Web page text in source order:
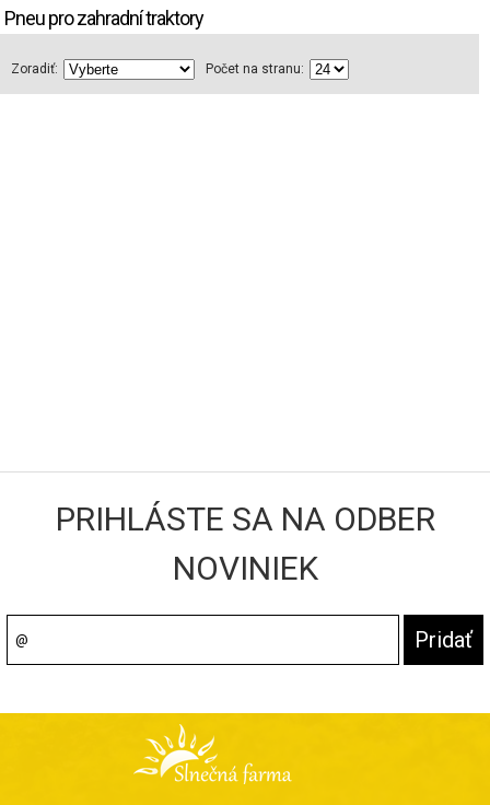
Pneu pro zahradní traktory
Zoradiť: Počet na stranu:
PRIHLÁSTE SA NA ODBER
NOVINIEK